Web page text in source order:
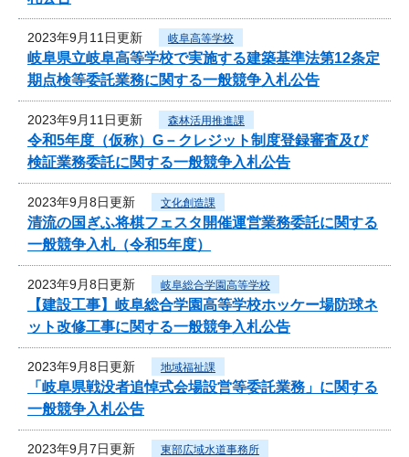
2023年9月11日更新 岐阜高等学校
岐阜県立岐阜高等学校で実施する建築基準法第12条定
期点検等委託業務に関する一般競争入札公告
2023年9月11日更新 森林活用推進課
令和5年度（仮称）G－クレジット制度登録審査及び
検証業務委託に関する一般競争入札公告
2023年9月8日更新 文化創造課
清流の国ぎふ将棋フェスタ開催運営業務委託に関する
一般競争入札（令和5年度）
2023年9月8日更新 岐阜総合学園高等学校
【建設工事】岐阜総合学園高等学校ホッケー場防球ネ
ット改修工事に関する一般競争入札公告
2023年9月8日更新 地域福祉課
「岐阜県戦没者追悼式会場設営等委託業務」に関する
一般競争入札公告
2023年9月7日更新 東部広域水道事務所